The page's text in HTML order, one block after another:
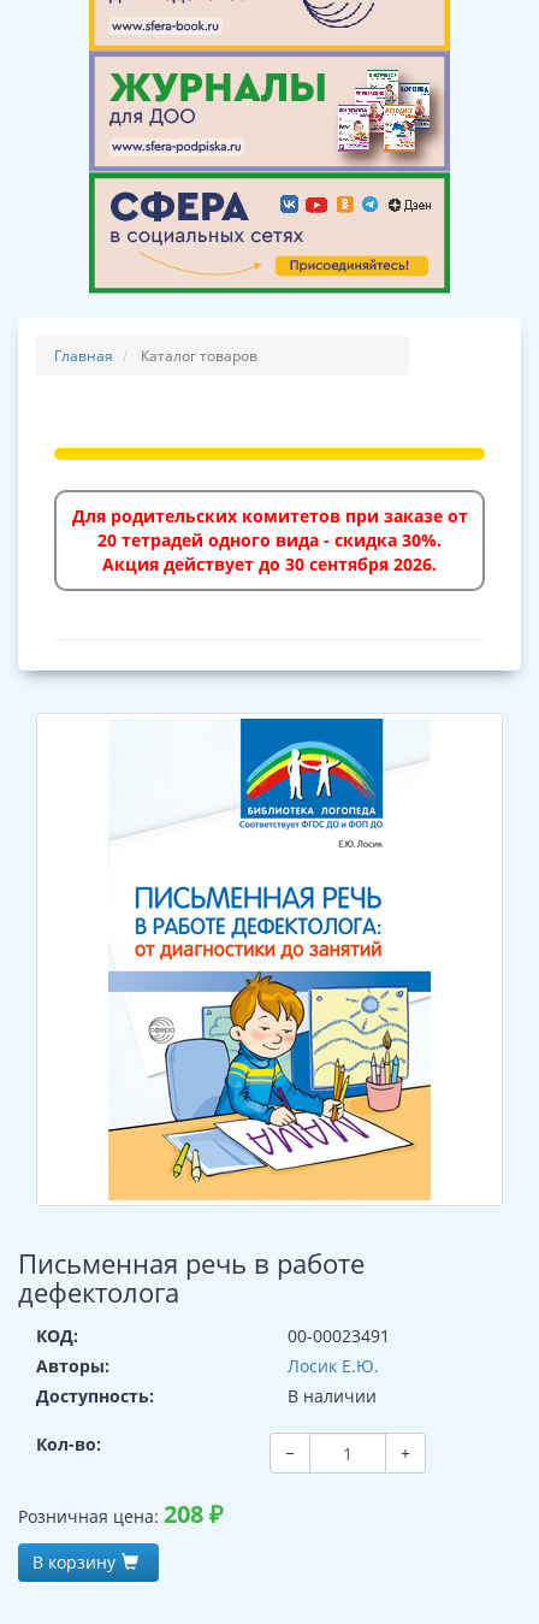
Главная Каталог товаров
Для родительских комитетов при заказе от
20 тетрадей одного вида - скидка 30%.
Акция действует до 30 сентября 2026.
Письменная речь в работе
дефектолога
КОД:
00-00023491
Авторы:
Лосик Е.Ю.
Доступность:
В наличии
Кол-во: − +
Розничная цена: 208₽
В корзину